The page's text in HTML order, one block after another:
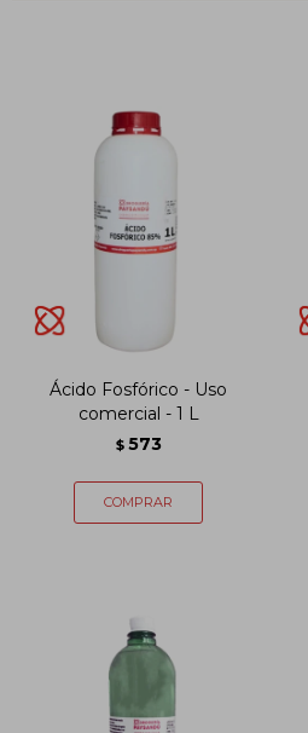
Ácido Fosfórico - Uso
comercial - 1 L
$ 573